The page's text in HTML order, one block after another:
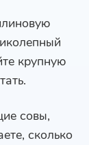
крупную
совы,
сколько